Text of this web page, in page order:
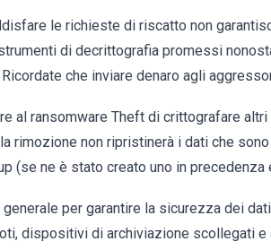
le richieste di riscatto non
di decrittografia promessi
che inviare denaro agli
al ransomware Theft di crittografare
rimozione non ripristinerà i dati che
(se ne è stato creato uno in
per garantire la sicurezza dei
dispositivi di archiviazione scollegati e